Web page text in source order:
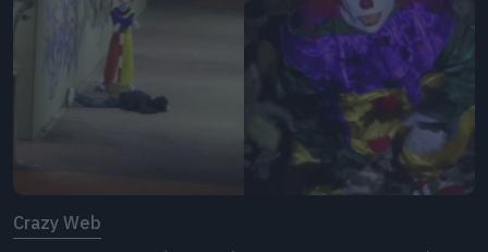
Crazy Web